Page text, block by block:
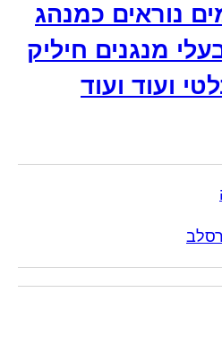
נוראים כמנהג
מנגנים חיליק
ועוד ועוד